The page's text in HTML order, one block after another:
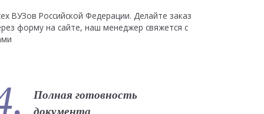
ВУЗов Российской Федерации. Делайте заказ
форму на сайте, наш менеджер свяжется с
Полная готовность
документа